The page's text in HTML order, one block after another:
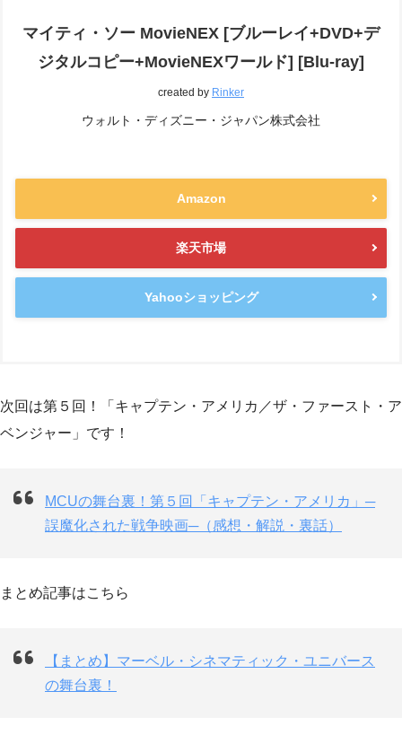
マイティ・ソー MovieNEX [ブルーレイ+DVD+デ
ジタルコピー+MovieNEXワールド] [Blu-ray]
created by Rinker
ウォルト・ディズニー・ジャパン株式会社
Amazon
楽天市場
Yahooショッピング
次回は第５回！「キャプテン・アメリカ／ザ・ファースト・ア
ベンジャー」です！
MCUの舞台裏！第５回「キャプテン・アメリカ」─
誤魔化された戦争映画─（感想・解説・裏話）
まとめ記事はこちら
【まとめ】マーベル・シネマティック・ユニバース
の舞台裏！